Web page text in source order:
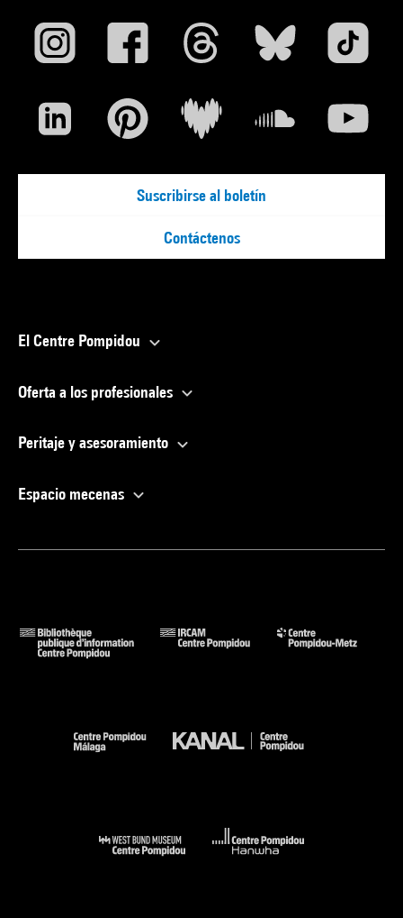
Suscribirse al boletín
Contáctenos
El Centre Pompidou
Oferta a los profesionales
Peritaje y asesoramiento
Espacio mecenas